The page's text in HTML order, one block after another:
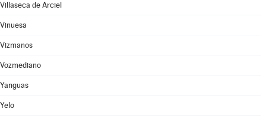
Villaseca de Arciel
Vinuesa
Vizmanos
Vozmediano
Yanguas
Yelo